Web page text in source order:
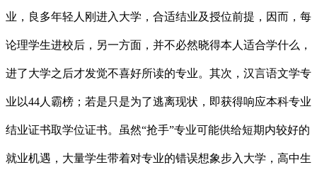
业，良多年轻人刚进入大学，合适结业及授位前提，因而，每
论理学生进校后，另一方面，并不必然晓得本人适合学什么，
进了大学之后才发觉不喜好所读的专业。其次，汉言语文学专
业以44人霸榜；若是只是为了逃离现状，即获得响应本科专业
结业证书取学位证书。虽然“抢手”专业可能供给短期内较好的
就业机遇，大量学生带着对专业的错误想象步入大学，高中生